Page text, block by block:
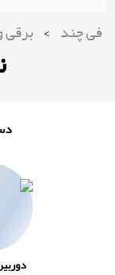
فی چند > برقی